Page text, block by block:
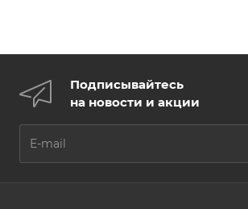
Подписывайтесь
на новости и акции